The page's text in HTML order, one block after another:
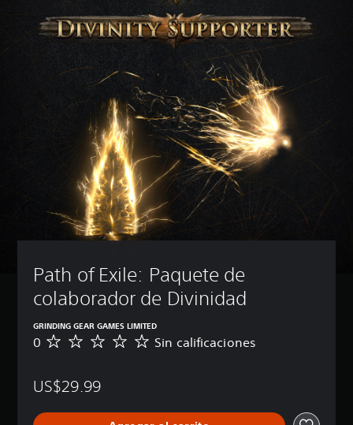
Path of Exile: Paquete de
colaborador de Divinidad
GRINDING GEAR GAMES LIMITED
S
c
0 Sin calificaciones
US$29.99